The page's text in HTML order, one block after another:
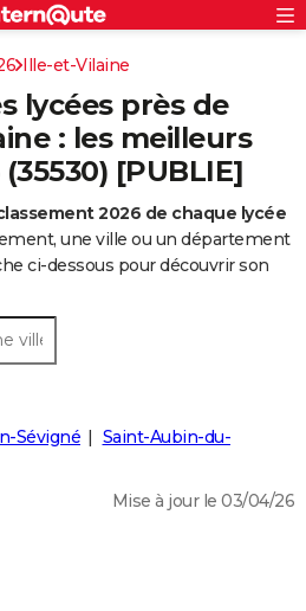
S'inscrire
Ille-et-Vilaine
lycées près de
: les meilleurs
[PUBLIE]
2026 de chaque lycée
une ville ou un département
ci-dessous pour découvrir son
Sévigné
Saint-Aubin-du-
Mise à jour le 03/04/26